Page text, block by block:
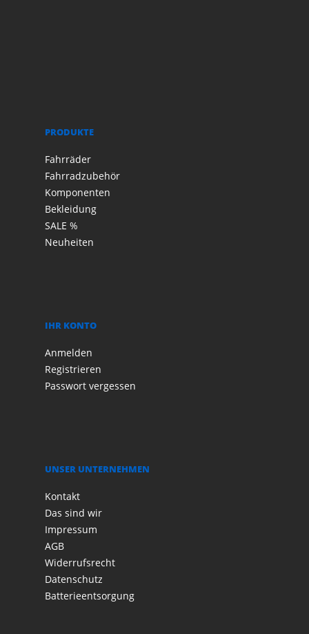
PRODUKTE
Fahrräder
Fahrradzubehör
Komponenten
Bekleidung
SALE %
Neuheiten
IHR KONTO
Anmelden
Registrieren
Passwort vergessen
UNSER UNTERNEHMEN
Kontakt
Das sind wir
Impressum
AGB
Widerrufsrecht
Datenschutz
Batterieentsorgung